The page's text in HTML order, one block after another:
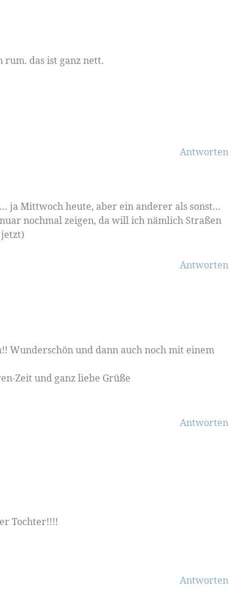
das ist ganz nett.
Antworten
ja Mittwoch heute, aber ein anderer als sonst…
nochmal zeigen, da will ich nämlich Straßen
Antworten
Wunderschön und dann auch noch mit einem
Zeit und ganz liebe Grüße
Antworten
Tochter!!!!
Antworten